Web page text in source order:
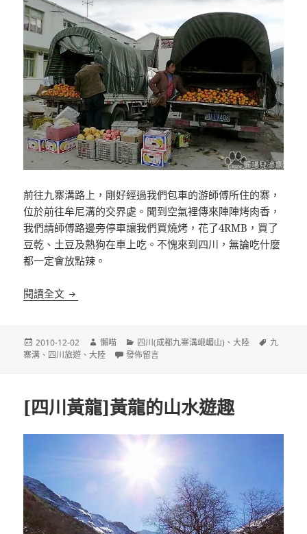
前往九寨溝路上，剛好經過我們包車的游師傅所住的寨，
位於前往牟尼溝的交界處。聞到空氣裡傳來陣陣烤肉香，
我們請師傅路邊旁停車讓我們買燒烤，花了4RMB，買了
豆乾、土豆及熱狗在車上吃。不愧來到四川，無論吃什麼
都一定會放點辣。
閱讀全文 [四川九寨溝]比較通俗的印象九寨藏羌歌舞晚會
發
佈
2010-12-02
作
者
懶喵
分
類
四川(成都九寨溝峨嵋山) 、大陸
標
九
寨溝 、 四川旅遊 、大陸 在〈[四川九寨溝]比較通俗的印象九寨藏羌歌舞晚
發佈留言
[四川黃龍]黃龍的山水遊趣